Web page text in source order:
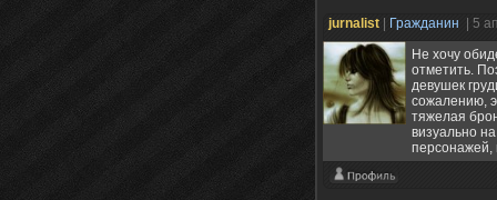
jurnalist Гражданин
| 5
Не хочу
отметить.
девушек
сожалению,
тяжелая
визуально
персонажей,